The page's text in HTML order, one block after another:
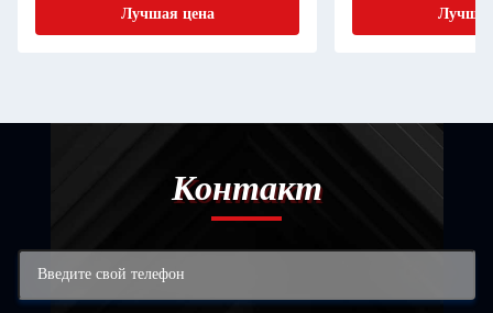
Лучшая цена
Контакт